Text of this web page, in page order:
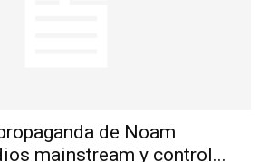
de Noam
mainstream y control...